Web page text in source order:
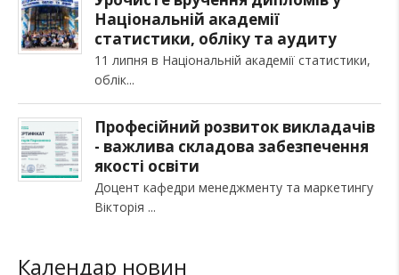
Національній академії
статистики, обліку та аудиту
11 липня в Національній академії статистики,
облік
Професійний розвиток викладачів
- важлива складова забезпечення
якості освіти
Доцент кафедри менеджменту та маркетингу
Вікторія
Календар новин